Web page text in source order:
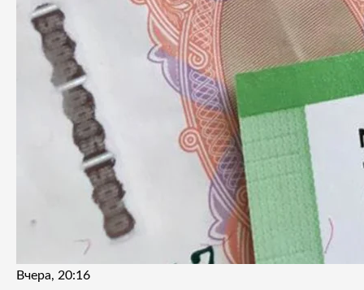
Вчера, 20:16